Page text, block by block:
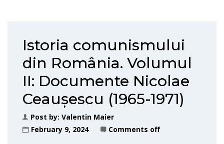
Istoria comunismului
din România. Volumul
II: Documente Nicolae
Ceaușescu (1965-1971)
Post by: Valentin Maier
February 9, 2024
Comments off